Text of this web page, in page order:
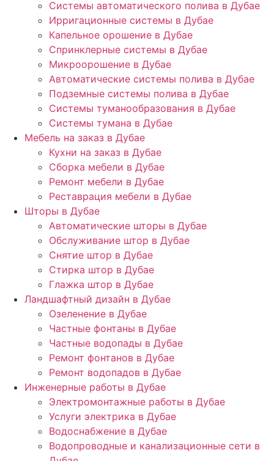
Системы автоматического полива в Дубае
Ирригационные системы в Дубае
Капельное орошение в Дубае
Спринклерные системы в Дубае
Микроорошение в Дубае
Автоматические системы полива в Дубае
Подземные системы полива в Дубае
Системы туманообразования в Дубае
Системы тумана в Дубае
Мебель на заказ в Дубае
Кухни на заказ в Дубае
Сборка мебели в Дубае
Ремонт мебели в Дубае
Реставрация мебели в Дубае
Шторы в Дубае
Автоматические шторы в Дубае
Обслуживание штор в Дубае
Снятие штор в Дубае
Стирка штор в Дубае
Глажка штор в Дубае
Ландшафтный дизайн в Дубае
Озеленение в Дубае
Частные фонтаны в Дубае
Частные водопады в Дубае
Ремонт фонтанов в Дубае
Ремонт водопадов в Дубае
Инженерные работы в Дубае
Электромонтажные работы в Дубае
Услуги электрика в Дубае
Водоснабжение в Дубае
Водопроводные и канализационные сети в